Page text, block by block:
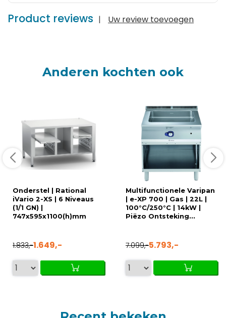
Product reviews | Uw review toevoegen
Anderen kochten ook
Onderstel | Rational
iVario 2-XS | 6 Niveaus
(1/1 GN) |
747x595x1100(h)mm
1.833,-1.649,-
Multifunctionele Varipan
| e-XP 700 | Gas | 22L |
100°C/250°C | 14kW |
Piëzo Ontsteking...
7.099,-5.793,-